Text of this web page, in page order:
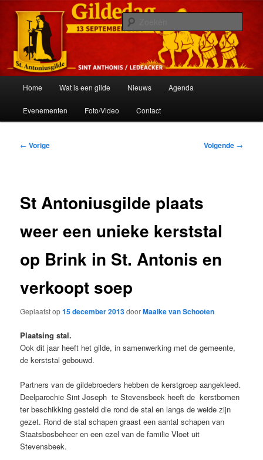
inhoudSt. Antoniusgilde
Het schuttersgilde van St. Anthonis
Home Wat is een gilde Nieuws Agenda
Evenementen Foto/Video Contact
Bericht
← Vorige Volgende →
St Antoniusgilde plaats
weer een unieke kerststal
op Brink in St. Antonis en
verkoopt soep
Geplaatst op15 december 2013doorMaaike van Schooten
Plaatsing stal.
Ook dit jaar heeft het gilde, in samenwerking met de gemeente,
de kerststal gebouwd.
Partners van de gildebroeders hebben de kerstgroep aangekleed.
Deelparochie Sint Joseph te Stevensbeek heeft de kerstbomen
ter beschikking gesteld die rond de stal en langs de weide zijn
gezet. Rond de stal schapen graast een aantal schapen van
Staatsbosbeheer en een ezel van de familie Vloet uit
Stevensbeek.